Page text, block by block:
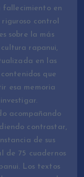
fallecimiento en
control
sobre la más
rapanui,
en las
que
esa memoria
acompañando
contrastar,
de sus
de 75 cuadernos
Los textos